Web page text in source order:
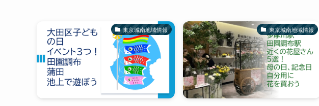
東京城南地域情報 東京城南地域情報